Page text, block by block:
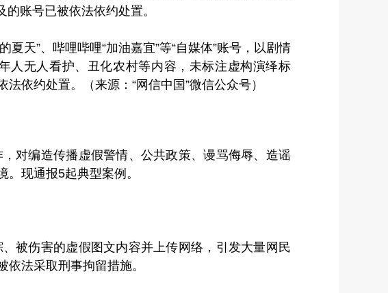
账号已被依法依约处置。
夏天”、哔哩哔哩“加油嘉宜”等“自媒体”账号，以剧情
人无人看护、丑化农村等内容，未标注虚构演绎标
依约处置。（来源：“网信中国”微信公众号）
对编造传播虚假警情、公共政策、谩骂侮辱、造谣
现通报5起典型案例。
被伤害的虚假图文内容并上传网络，引发大量网民
法采取刑事拘留措施。